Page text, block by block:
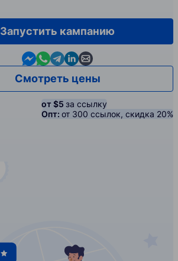
Запустить кампанию
Contact us in Messenger
Contact us in WhatsApp
Contact us in Telegram
Contact us in Linkedin
Contact us by email
Смотреть цены
от $5 за ссылку
Опт: от 300 ссылок, скидка 20%